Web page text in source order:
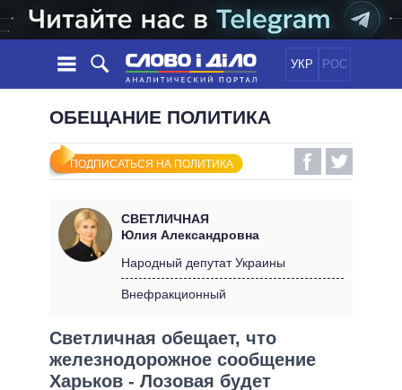
УКР РОС
НОВОСТИ
ЛЕНТА
СОБЫТИЯ
СТАТЬИ
МНЕНИЯ
ОБЗОРЫ
ДАЙДЖЕСТЫ
ПОЛИТИКА
ЭКОНОМИКА
МИР
ОБЕЩАНИЯ
ВСЕ ПОЛИТИКИ
ПРЕЗИДЕНТ И ОФИС
ГЛАВЫ ОБЛАДМИНИСТРАЦИЙ
МЭРЫ
ИНФОГРАФИКА
ВИДЕО
СРАВНЕНИЕ ПОЛИТИКОВ
ОБЕЩАНИЕ ПОЛИТИКА
ПОДПИСАТЬСЯ НА ПОЛИТИКА
СВЕТЛИЧНАЯ
Юлия Александровна
Народный депутат Украины
Внефракционный
Светличная обещает, что
железнодорожное сообщение
Харьков - Лозовая будет